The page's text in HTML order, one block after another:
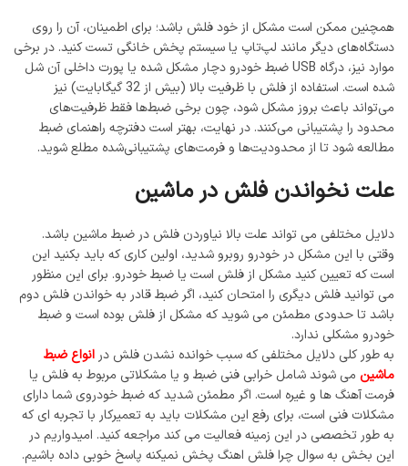
همچنین ممکن است مشکل از خود فلش باشد؛ برای اطمینان، آن را روی
دستگاه‌های دیگر مانند لپ‌تاپ یا سیستم پخش خانگی تست کنید. در برخی
موارد نیز، درگاه USB ضبط خودرو دچار مشکل شده یا پورت داخلی آن شل
شده است. استفاده از فلش با ظرفیت بالا (بیش از 32 گیگابایت) نیز
می‌تواند باعث بروز مشکل شود، چون برخی ضبط‌ها فقط ظرفیت‌های
محدود را پشتیبانی می‌کنند. در نهایت، بهتر است دفترچه راهنمای ضبط
مطالعه شود تا از محدودیت‌ها و فرمت‌های پشتیبانی‌شده مطلع شوید.
علت نخواندن فلش در ماشین
دلایل مختلفی می تواند علت بالا نیاوردن فلش در ضبط ماشین باشد.
وقتی با این مشکل در خودرو روبرو شدید، اولین کاری که باید بکنید این
است که تعیین کنید مشکل از فلش است یا ضبط خودرو. برای این منظور
می توانید فلش دیگری را امتحان کنید، اگر ضبط قادر به خواندن فلش دوم
باشد تا حدودی مطمئن می شوید که مشکل از فلش بوده است و ضبط
خودرو مشکلی ندارد.
به طور کلی دلایل مختلفی که سبب خوانده نشدن فلش در انواع ضبط
ماشین می شوند شامل خرابی فنی ضبط و یا مشکلاتی مربوط به فلش یا
فرمت آهنگ ها و غیره است. اگر مطمئن شدید که ضبط خودروی شما دارای
مشکلات فنی است، برای رفع این مشکلات باید به تعمیرکار با تجربه ای که
به طور تخصصی در این زمینه فعالیت می کند مراجعه کنید. امیدواریم در
این بخش به سوال چرا فلش اهنگ پخش نمیکنه پاسخ خوبی داده باشیم.